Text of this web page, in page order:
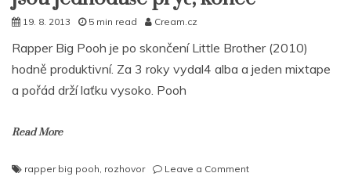
19. 8. 2013 5 min read Cream.cz
Rapper Big Pooh je po skončení Little Brother (2010)
hodně produktivní. Za 3 roky vydal4 alba a jeden mixtape
a pořád drží laťku vysoko. Pooh
Read More
rapper big pooh, rozhovor Leave a Commenton